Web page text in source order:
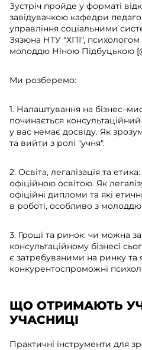
Зустріч пройде у форматі
завідувачкою кафедри
управління соціальними
Зязюна НТУ "ХПІ",
молоддю Ніною Підбуцькою
Ми розберемо:
1. Налаштування на
починається
у вас немає досвіду. Як
та вийти з ролі "учня".
2. Освіта, легалізація та
офіційною освітою. Як
офіційні дипломи та які
в роботі, особливо з
3. Гроші та ринок: чи можна
консультаційному бізнесі
є затребуваними на ринку та
конкурентоспроможні
ЩО ОТРИМАЮТЬ
УЧАСНИЦІ
Практичні інструменти для